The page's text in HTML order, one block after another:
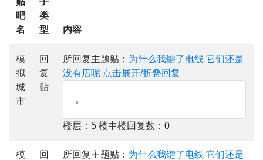
吧
名
类
型
内容
模
拟
城
市
回
复
贴
所回复主题贴： 为什么我键了电线 它们还是
没有店呢 点击展开/折叠回复
。
楼层：5 楼中楼回复数：0
模
回
所回复主题贴： 为什么我键了电线 它们还是